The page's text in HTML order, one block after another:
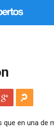
que en una de